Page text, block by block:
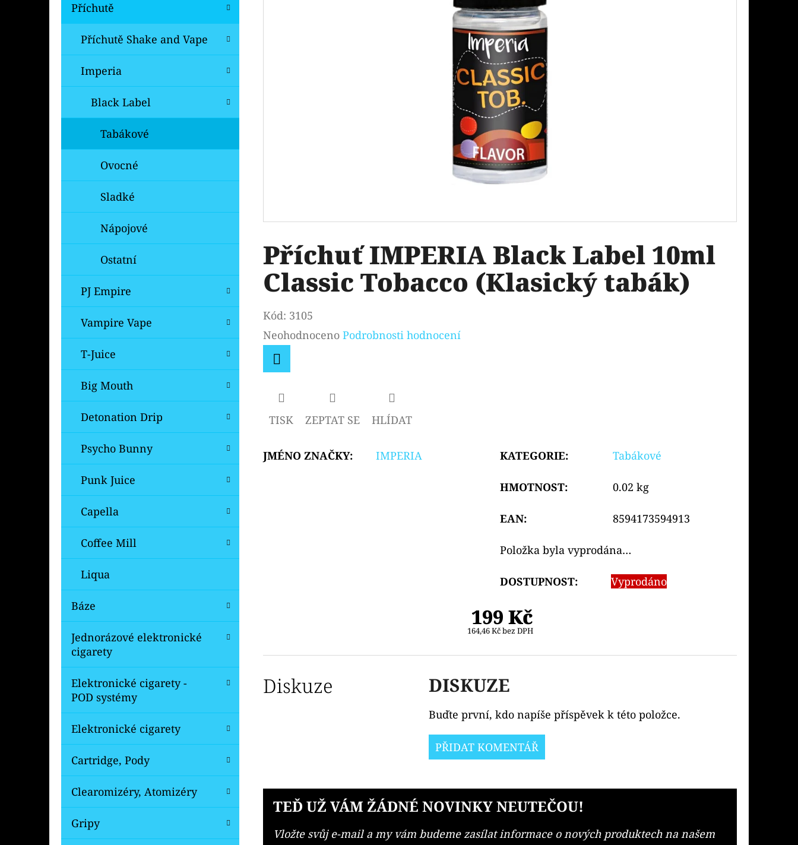
N
Příchutě
Příchutě Shake and Vape
Imperia
Black Label
Tabákové
Ovocné
Sladké
Nápojové
Ostatní
PJ Empire
Vampire Vape
T-Juice
Big Mouth
Detonation Drip
Psycho Bunny
Punk Juice
Capella
Coffee Mill
Liqua
Báze
Jednorázové elektronické
cigarety
Elektronické cigarety -
POD systémy
Elektronické cigarety
Cartridge, Pody
Clearomizéry, Atomizéry
Gripy
Příchuť IMPERIA Black Label 10ml
Classic Tobacco (Klasický tabák)
Kód: 3105
Průměrné
hodnocení
produktu
5
Neohodnoceno Podrobnosti hodnocení
TISK ZEPTAT SE HLÍDAT
JMÉNO ZNAČKY: IMPERIA KATEGORIE: Tabákové
HMOTNOST: 0.02 kg
EAN: 8594173594913
Položka byla vyprodána…
DOSTUPNOST: Vyprodáno
199 Kč
164,46 Kč bez DPH
Diskuze DISKUZE
Buďte první, kdo napíše příspěvek k této položce.
PŘIDAT KOMENTÁŘ
TEĎ UŽ VÁM ŽÁDNÉ NOVINKY NEUTEČOU!
Vložte svůj e-mail a my vám budeme zasílat informace o nových produktech na našem
OXVA XLIM V3 TOP FILL NÁHRADNÍ
99 Kč
Původně:
ELF BAR ELFA PODS CARTRIDGE
2PACK KIWI PASSION FRUIT GUAVA
20MG
239 Kč